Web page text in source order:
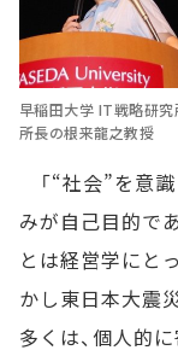
早稲田大学 IT戦略研究
所長の根来龍之教授
「“社会”を意
みが自己目的で
とは経営学にと
かし東日本大震
多くは、個人的